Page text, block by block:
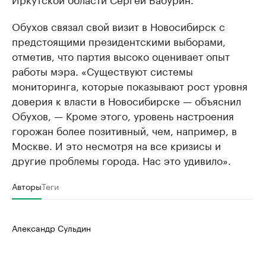
Обухов связал свой визит в Новосибирск с
предстоящими президентскими выборами,
отметив, что партия высоко оценивает опыт
работы мэра. «Существуют системы
мониторинга, которые показывают рост уровня
доверия к власти в Новосибирске — объяснил
Обухов, — Кроме этого, уровень настроения
горожан более позитивный, чем, например, в
Москве. И это несмотря на все кризисы и
другие проблемы города. Нас это удивило».
АвторыТеги
Александр Сульдин